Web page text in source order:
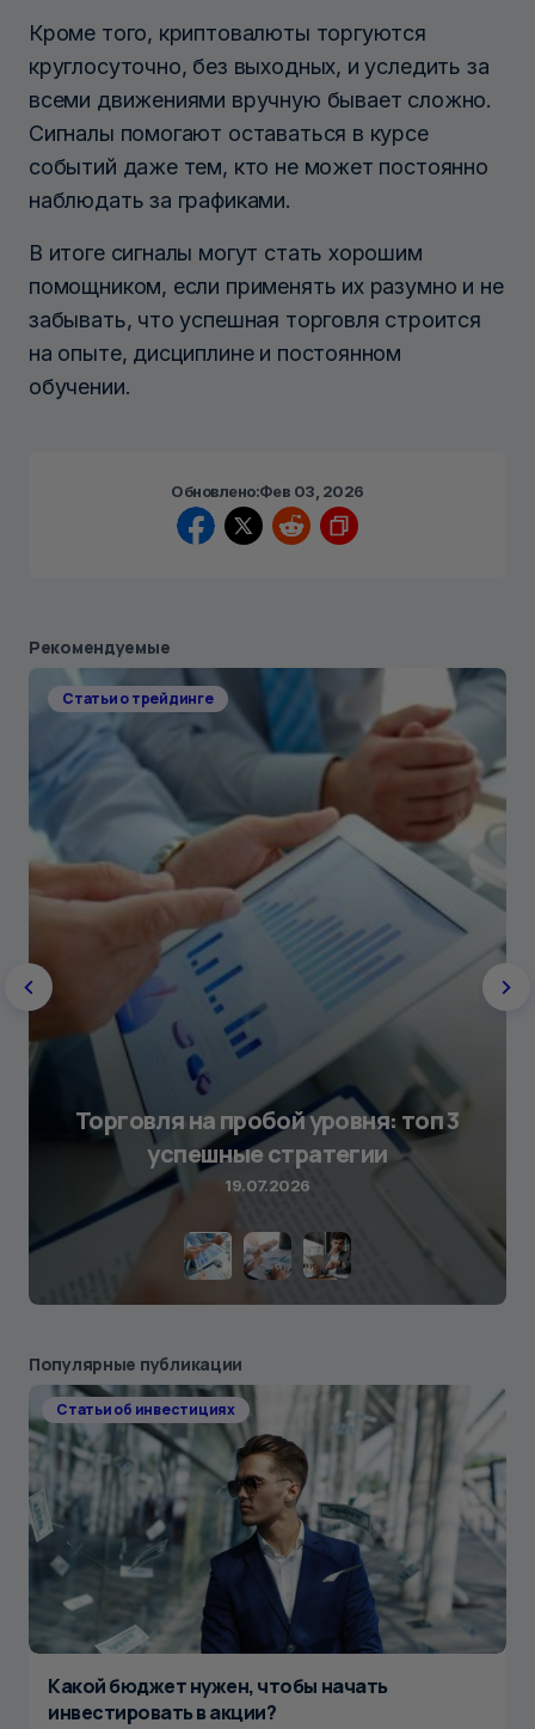
Кроме того, криптовалюты торгуются
круглосуточно, без выходных, и уследить за
всеми движениями вручную бывает сложно.
Сигналы помогают оставаться в курсе
событий даже тем, кто не может постоянно
наблюдать за графиками.
В итоге сигналы могут стать хорошим
помощником, если применять их разумно и не
забывать, что успешная торговля строится
на опыте, дисциплине и постоянном
обучении.
Обновлено:Фев 03, 2026
Рекомендуемые
Статьи о трейдинге
Торговля на пробой уровня: топ 3
успешные стратегии
19.07.2026
Популярные публикации
Статьи об инвестициях
Какой бюджет нужен, чтобы начать
инвестировать в акции?